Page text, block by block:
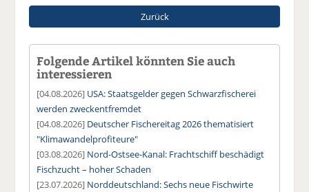
Zurück
Folgende Artikel könnten Sie auch
interessieren
[04.08.2026] USA: Staatsgelder gegen Schwarzfischerei
werden zweckentfremdet
[04.08.2026] Deutscher Fischereitag 2026 thematisiert
"Klimawandelprofiteure"
[03.08.2026] Nord-Ostsee-Kanal: Frachtschiff beschädigt
Fischzucht – hoher Schaden
[23.07.2026] Norddeutschland: Sechs neue Fischwirte